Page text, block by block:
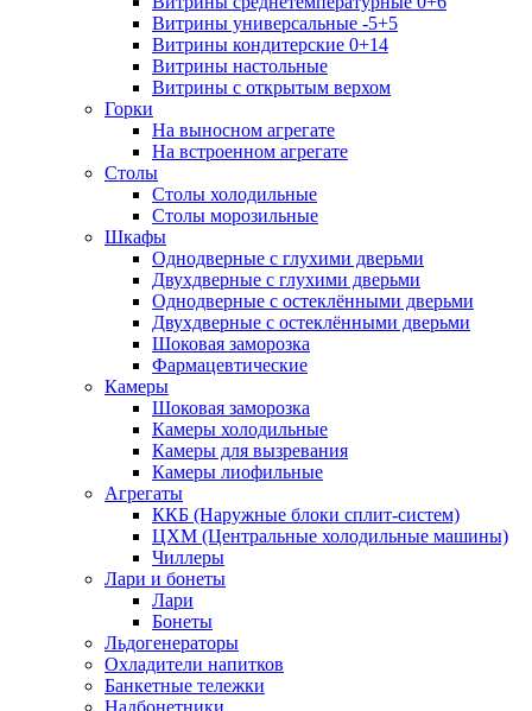
Витрины универсальные -5+5
Витрины кондитерские 0+14
Витрины настольные
Витрины с открытым верхом
Горки
На выносном агрегате
На встроенном агрегате
Столы
Столы холодильные
Столы морозильные
Шкафы
Однодверные с глухими дверьми
Двухдверные с глухими дверьми
Однодверные с остеклёнными дверьми
Двухдверные с остеклёнными дверьми
Шоковая заморозка
Фармацевтические
Камеры
Шоковая заморозка
Камеры холодильные
Камеры для вызревания
Камеры лиофильные
Агрегаты
ККБ (Наружные блоки сплит-систем)
ЦХМ (Центральные холодильные машины)
Чиллеры
Лари и бонеты
Лари
Бонеты
Льдогенераторы
Охладители напитков
Банкетные тележки
Надбонетники